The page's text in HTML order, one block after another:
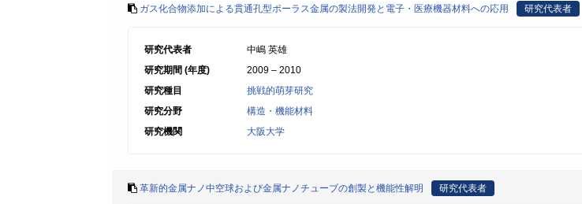
ガス化合物添加による貫通孔型ポーラス金属の製法開発と電子・医療機器材料への応用 研究代表者
研究代表者
中嶋 英雄
研究期間 (年度)
2009 – 2010
研究種目
挑戦的萌芽研究
研究分野
構造・機能材料
研究機関
大阪大学
革新的金属ナノ中空球および金属ナノチューブの創製と機能性解明 研究代表者